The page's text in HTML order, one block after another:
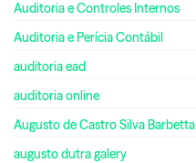
Auditoria e Controles Internos
Auditoria e Perícia Contábil
auditoria ead
auditoria online
Augusto de Castro Silva Barbetta
augusto dutra galery